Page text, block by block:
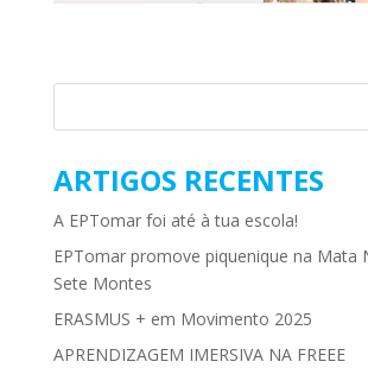
ARTIGOS RECENTES
A EPTomar foi até à tua escola!
EPTomar promove piquenique na Mata
Sete Montes
ERASMUS + em Movimento 2025
APRENDIZAGEM IMERSIVA NA FREEE